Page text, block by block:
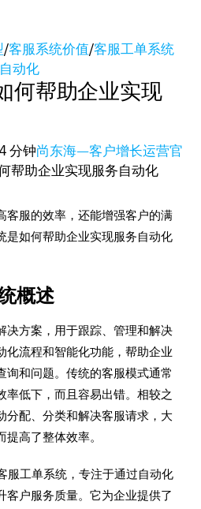
/客服系统价值/客服工单系统
动化
何帮助企业实现
分钟尚东海—客户增长运营官
客服的效率，还能增强客户的满
是如何帮助企业实现服务自动化
概述
决方案，用于跟踪、管理和解决
化流程和智能化功能，帮助企业
询和问题。传统的客服模式通常
率低下，而且容易出错。相较之
分配、分类和解决客服请求，大
高了整体效率。
服工单系统，专注于通过自动化
客户服务质量。它为企业提供了